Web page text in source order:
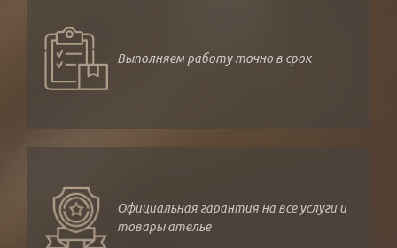
Выполняем работу точно в срок
Официальная гарантия на все услуги и
товары ателье